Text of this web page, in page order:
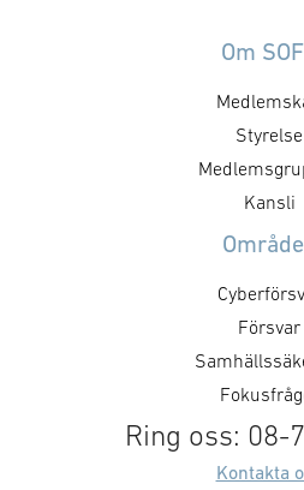
Om
Styrelse
Kansli
Försvar
Ring oss: 08-
Kontakta